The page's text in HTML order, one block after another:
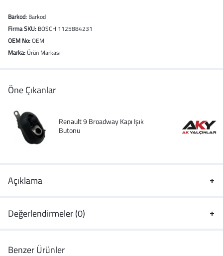
Barkod: Barkod
Firma SKU: BOSCH 1125884231
OEM No:OEM
Marka: Ürün Markası
Öne Çıkanlar
Renault 9 Broadway Kapı Işık
Butonu
Açıklama
Değerlendirmeler (0)
Benzer Ürünler